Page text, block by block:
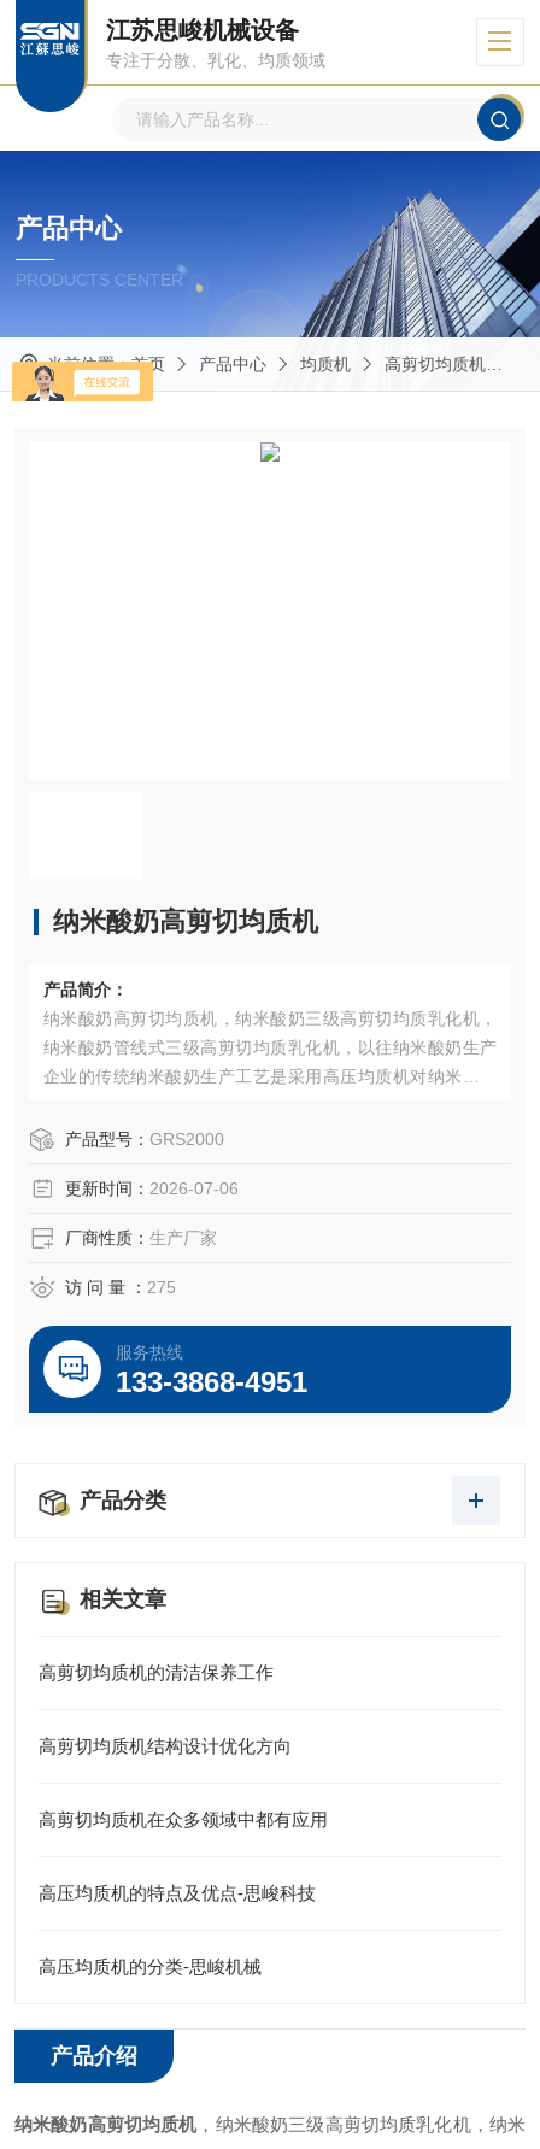
江苏思峻机械设备
专注于分散、乳化、均质领域
产品中心
PRODUCTS CENTER
当前位置：首页 产品中心 均质机 高剪切均质机
纳米酸奶高剪切均质机
产品简介：
纳米酸奶高剪切均质机，纳米酸奶三级高剪切均质乳化机，
纳米酸奶管线式三级高剪切均质乳化机，以往纳米酸奶生产
企业的传统纳米酸奶生产工艺是采用高压均质机对纳米酸奶
纳米酸奶生产企业一般会采用进口的高压均质机，以保证每
是国产的高压均质机，具有能耗大、效果不佳等缺点。而今
产品型号： GRS2000
更新时间： 2026-07-06
厂商性质： 生产厂家
访 问 量 ： 275
服务热线
133-3868-4951
产品分类
相关文章
高剪切均质机的清洁保养工作
高剪切均质机结构设计优化方向
高剪切均质机在众多领域中都有应用
高压均质机的特点及优点-思峻科技
高压均质机的分类-思峻机械
产品介绍
纳米酸奶高剪切均质机， 纳米酸奶三级高剪切均质乳化机， 纳米